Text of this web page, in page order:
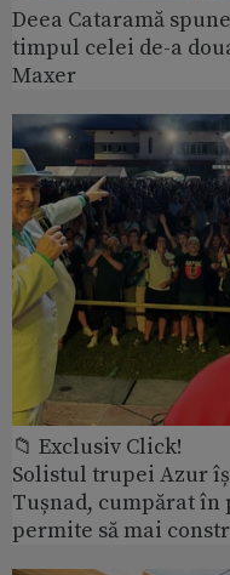
Deea Cataramă
timpul celei de-a
Maxer
📁 Exclusiv Click!
Solistul trupei Azur
Tușnad, cumpărat
permite să mai